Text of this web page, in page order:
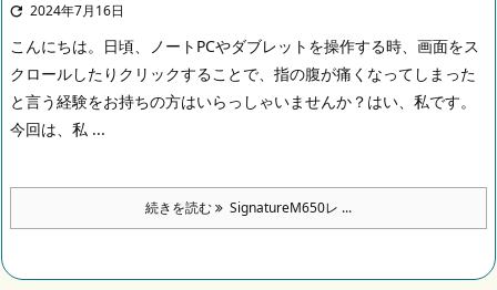
 2024年7月16日
こんにちは。 日頃、ノートPCやダブレットを操作する時、画面をス
クロールしたりクリックすることで、指の腹が痛くなってしまった
と言う経験をお持ちの方はいらっしゃいませんか？ はい、私です。
今回は、私 ...
続きを読む SignatureM650レ ...